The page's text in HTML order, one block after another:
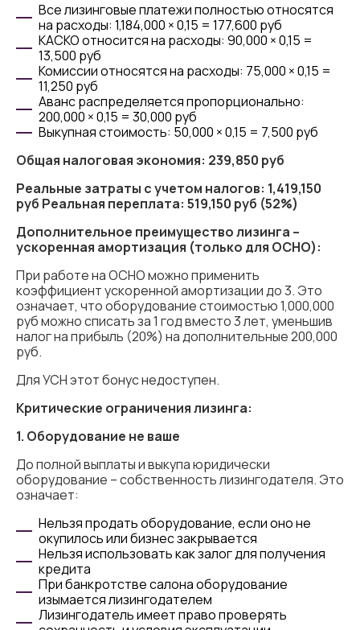
Все лизинговые платежи полностью относятся
на расходы: 1,184,000 × 0,15 = 177,600 руб
КАСКО относится на расходы: 90,000 × 0,15 =
13,500 руб
Комиссии относятся на расходы: 75,000 × 0,15 =
11,250 руб
Аванс распределяется пропорционально:
200,000 × 0,15 = 30,000 руб
Выкупная стоимость: 50,000 × 0,15 = 7,500 руб
Общая налоговая экономия: 239,850 руб
Реальные затраты с учетом налогов: 1,419,150
руб Реальная переплата: 519,150 руб (52%)
Дополнительное преимущество лизинга –
ускоренная амортизация (только для ОСНО):
При работе на ОСНО можно применить
коэффициент ускоренной амортизации до 3. Это
означает, что оборудование стоимостью 1,000,000
руб можно списать за 1 год вместо 3 лет, уменьшив
налог на прибыль (20%) на дополнительные 200,000
руб.
Для УСН этот бонус недоступен.
Критические ограничения лизинга:
1. Оборудование не ваше
До полной выплаты и выкупа юридически
оборудование – собственность лизингодателя. Это
означает:
Нельзя продать оборудование, если оно не
окупилось или бизнес закрывается
Нельзя использовать как залог для получения
кредита
При банкротстве салона оборудование
изымается лизингодателем
Лизингодатель имеет право проверять